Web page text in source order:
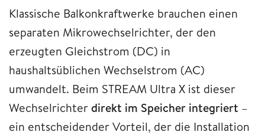
Klassische Balkonkraftwerke brauchen einen
separaten Mikrowechselrichter, der den
erzeugten Gleichstrom (DC) in
haushaltsüblichen Wechselstrom (AC)
umwandelt. Beim STREAM Ultra X ist dieser
Wechselrichter direkt im Speicher integriert –
ein entscheidender Vorteil, der die Installation